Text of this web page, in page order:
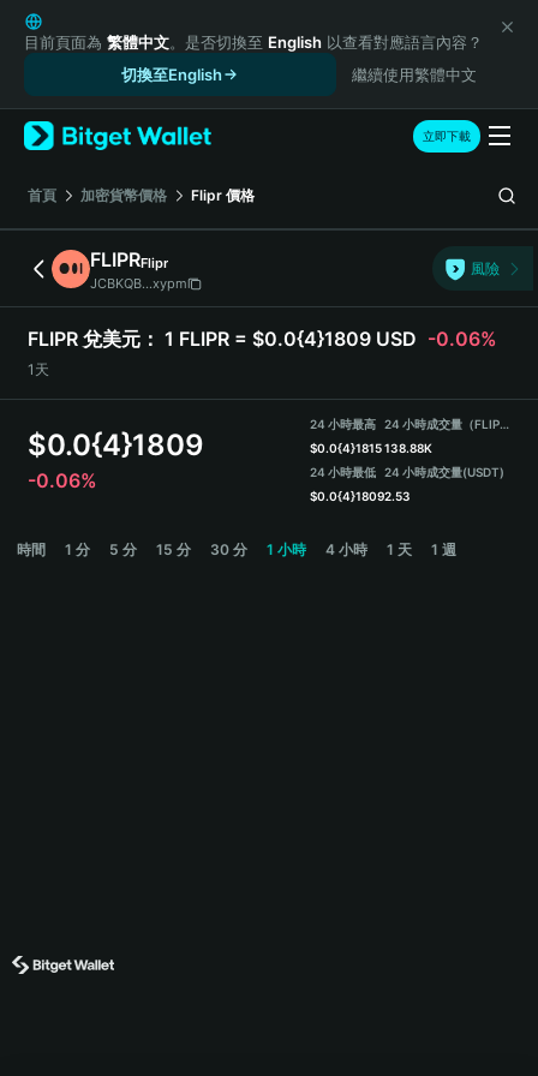
English
日本語
Русский
Español (Latinoamérica)
Türkçe
Italiano
Deutsch
简体中文
繁體中文
Português (Portugal)
Bahasa Indonesia
Español
目前頁面為 繁體中文。是否切換至 English 以查看對應語言內容？
切換至English
繼續使用繁體中文
立即下載
首頁 加密貨幣價格 Flipr 價格
FLIPRFlipr
JCBKQB...xypm
風險
FLIPR 兌美元： 1 FLIPR = $0.0{4}1809 USD -0.06%
1天
$0.0{4}1809
-0.06%
24 小時最高
$0.0{4}1815
24 小時最低
$0.0{4}1809
24 小時成交量（FLIPR）
138.88K
24 小時成交量(USDT)
2.53
時間 1 分 5 分 15 分 30 分 1 小時 4 小時 1 天 1 週